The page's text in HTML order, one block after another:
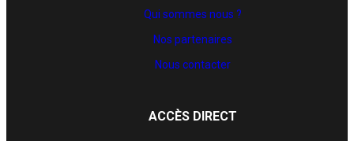
Qui sommes nous ?
Nos partenaires
Nous contacter
ACCÈS DIRECT